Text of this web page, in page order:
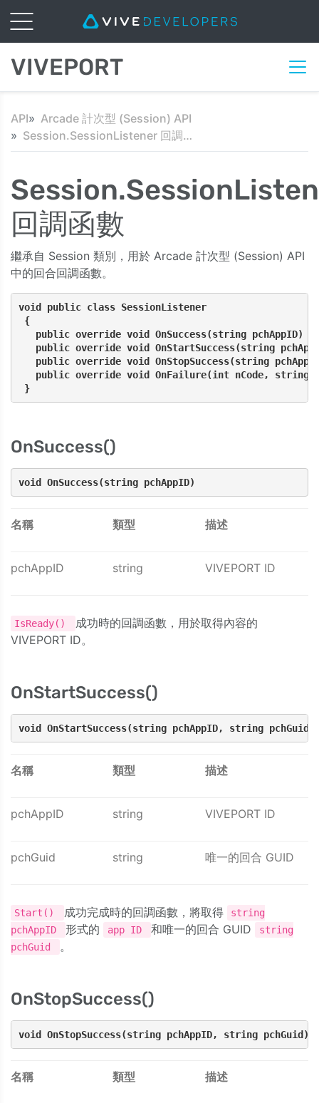
VIVEPORT
API
Arcade 計次型 (Session) API
Session.SessionListener 回調函數
回調函數
繼承自 Session 類別，用於 Arcade 計次型 (Session) API
中的回合回調函數。
void public class SessionListener
{
   public override void OnSuccess(string pchAppID)
public override void OnStartSuccess(string
public override void OnStopSuccess(string
public override void OnFailure(int nCode, string
}
OnSuccess()
void OnSuccess(string pchAppID)
名稱 類型 描述
pchAppID string VIVEPORT ID
IsReady()
成功時的回調函數，用於取得內容的
VIVEPORT ID。
OnStartSuccess()
void OnStartSuccess(string pchAppID, string
名稱 類型 描述
pchAppID string VIVEPORT ID
pchGuid string 唯一的回合 GUID
Start() 成功完成時的回調函數，將取得
string
pchAppID
形式的 app ID 和唯一的回合 GUID
string
pchGuid
。
OnStopSuccess()
void OnStopSuccess(string pchAppID, string pchGuid)
名稱 類型 描述